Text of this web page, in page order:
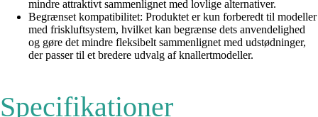
mindre attraktivt sammenlignet med lovlige alternativer.
Begrænset kompatibilitet: Produktet er kun forberedt til modeller
med friskluftsystem, hvilket kan begrænse dets anvendelighed
og gøre det mindre fleksibelt sammenlignet med udstødninger,
der passer til et bredere udvalg af knallertmodeller.
Specifikationer